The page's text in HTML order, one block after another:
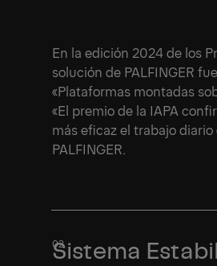
En la edición 2024 de los
solución de PALFINGER
«Plataformas montadas
«El premio de la IAPA
más eficaz el trabajo
PALFINGER.
Sistema